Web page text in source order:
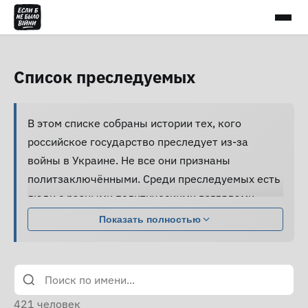
Список преследуемых
В этом списке собраны истории тех, кого
российское государство преследует из-за
войны в Украине. Не все они признаны
политзаключёнными. Среди преследуемых есть
люди с разными политическими взглядами,
совершившие разные поступки.
жестокому обращению и пыткам, принуждаются
к признанию вины и не получают нормальной
юридической помощи, а правозащитники не
Показать полностью
421 человек